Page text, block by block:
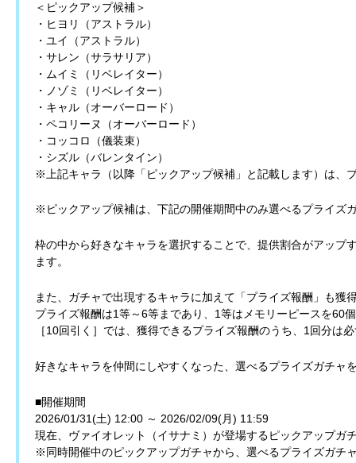
＜ピックアップ候補＞
・ヒヨリ（アストラル）
・ユイ（アストラル）
・サレン（サラサリア）
・ムイミ（リベレイター）
・ノゾミ（リベレイター）
・キャル（オーバーロード）
・ペコリーヌ（オーバーロード）
・コッコロ（儀装束）
・シズル（バレンタイン）
※上記キャラ（以降「ピックアップ候補」と記載します）は、
※ピックアップ候補は、下記の開催期間中のみ選べるプライズ
枠の中から好きなキャラを選択することで、提供割合がアップ
ます。
また、ガチャで出現するキャラに加えて「プライズ報酬」も獲
プライズ報酬は1等～6等まであり、1等はメモリーピースを60
［10回引く］では、獲得できるプライズ報酬のうち、1回分は
好きなキャラを仲間にしやすくなった、選べるプライズガチャ
■開催期間
2026/01/31(土) 12:00 ～ 2026/02/09(月) 11:59
現在、ヴァイオレット（イサナミ）が登場するピックアップガ
※同時開催中のピックアップガチャから、選べるプライズガチ